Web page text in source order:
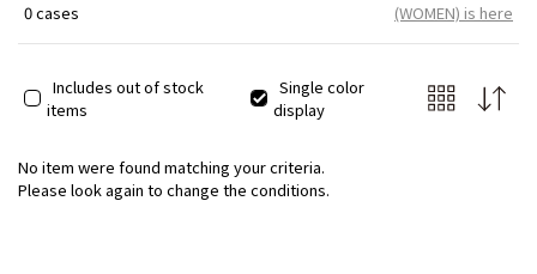
0 cases (WOMEN) is here
Includes out of stock
items
Single color
display
No item were found matching your criteria.
Please look again to change the conditions.